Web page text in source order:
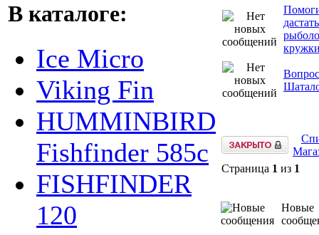
В каталоге:
Ice Micro
Viking Fin
HUMMINBIRD
Fishfinder 585c
FISHFINDER
120
дастать
Вопрос
Страница 1 из 1
Новые